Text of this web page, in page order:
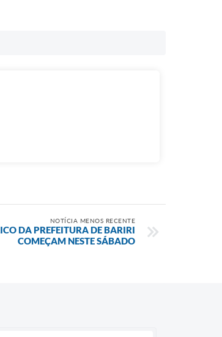
NOTÍCIA MENOS RECENTE
DA PREFEITURA DE BARIRI
COMEÇAM NESTE SÁBADO